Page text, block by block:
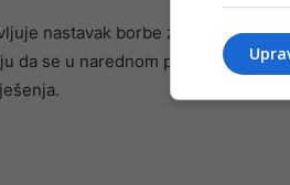
nastavak borbe za prava
da se u narednom periodu